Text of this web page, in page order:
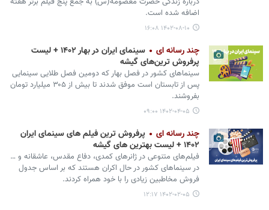
اضافه شده است.
۱۴۰۲-۰۸-۱۰ ۱۶:۰۸
چند رسانه ای
سینمای ایران در بهار ۱۴۰۲ + لیست
پرفروش‌ ترین‌های گیشه
سینماهای کشور در فصل بهار که دومین فصل طلایی سینمایی
پس از تابستان است موفق شدند تا بیش از ۳۰۵ میلیارد تومان
بفروشند.
۱۴۰۲-۰۴-۰۵ ۰۹:۰۰
چند رسانه ای
پرفروش‌ ترین فیلم‌ های سینمای ایران
۱۴۰۲ + لیست بهترین های گیشه
فیلم‌های متنوعی در ژانرهای کمدی، دفاع مقدس، عاشقانه و …
در سینماهای کشور در حال اکران هستند که بر اساس جدول
فروش مخاطبین زیادی را با خود همراه کردند.
۱۴۰۲-۰۲-۰۵ ۱۲:۱۷